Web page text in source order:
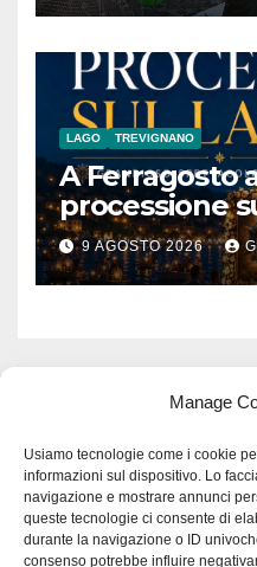
Manage
Usiamo tecnologie come i cookie
informazioni sul dispositivo. Lo
navigazione e mostrare annunci
queste tecnologie ci consente di
durante la navigazione o ID
consenso potrebbe influire
LAGO TREVIGNANO
A Ferragosto
processione
9 AGOSTO 2026